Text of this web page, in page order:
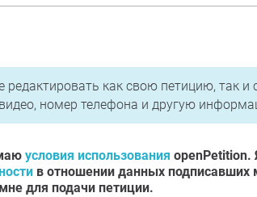
как свою петицию, так и
номер телефона и другую
условия использования openPetition.
в отношении данных
для подачи петиции.